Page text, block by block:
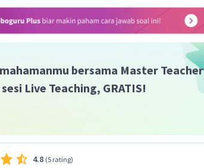
bersama Master Teacher
Live Teaching, GRATIS!
4.8 (5 rating)